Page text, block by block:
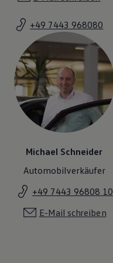
Lifestyle
Transport
Familie
Elektromobilität
Volkswagen R
und Unfallhilfe
Kundenbetreuung
+49 7443 968080
Michael Schneider
Automobilverkäufer
+49 7443 96808 10
E-Mail schreiben